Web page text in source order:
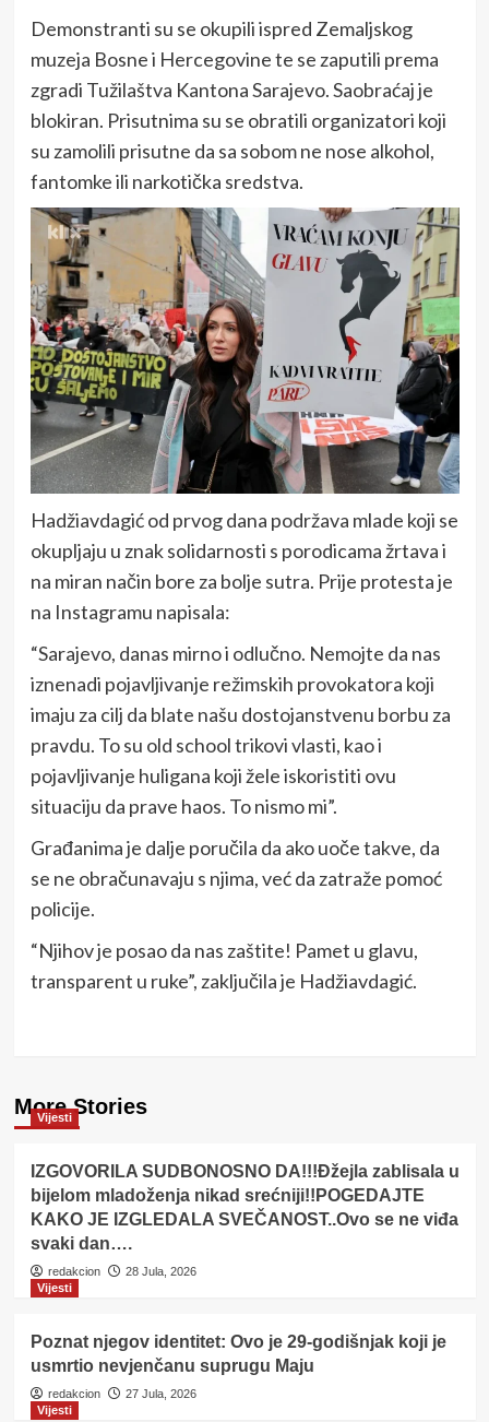
Demonstranti su se okupili ispred Zemaljskog
muzeja Bosne i Hercegovine te se zaputili prema
zgradi Tužilaštva Kantona Sarajevo. Saobraćaj je
blokiran. Prisutnima su se obratili organizatori koji
su zamolili prisutne da sa sobom ne nose alkohol,
fantomke ili narkotička sredstva.
Hadžiavdagić od prvog dana podržava mlade koji se
okupljaju u znak solidarnosti s porodicama žrtava i
na miran način bore za bolje sutra. Prije protesta je
na Instagramu napisala:
“Sarajevo, danas mirno i odlučno. Nemojte da nas
iznenadi pojavljivanje režimskih provokatora koji
imaju za cilj da blate našu dostojanstvenu borbu za
pravdu. To su old school trikovi vlasti, kao i
pojavljivanje huligana koji žele iskoristiti ovu
situaciju da prave haos. To nismo mi”.
Građanima je dalje poručila da ako uoče takve, da
se ne obračunavaju s njima, već da zatraže pomoć
policije.
“Njihov je posao da nas zaštite! Pamet u glavu,
transparent u ruke”, zaključila je Hadžiavdagić.
More Stories
Vijesti
IZGOVORILA SUDBONOSNO DA!!!Đžejla zablisala u
bijelom mladoženja nikad srećniji!!POGEDAJTE
KAKO JE IZGLEDALA SVEČANOST..Ovo se ne viđa
svaki dan….
redakcion
28 Jula, 2026
Vijesti
Poznat njegov identitet: Ovo je 29-godišnjak koji je
usmrtio nevjenčanu suprugu Maju
redakcion
27 Jula, 2026
Vijesti